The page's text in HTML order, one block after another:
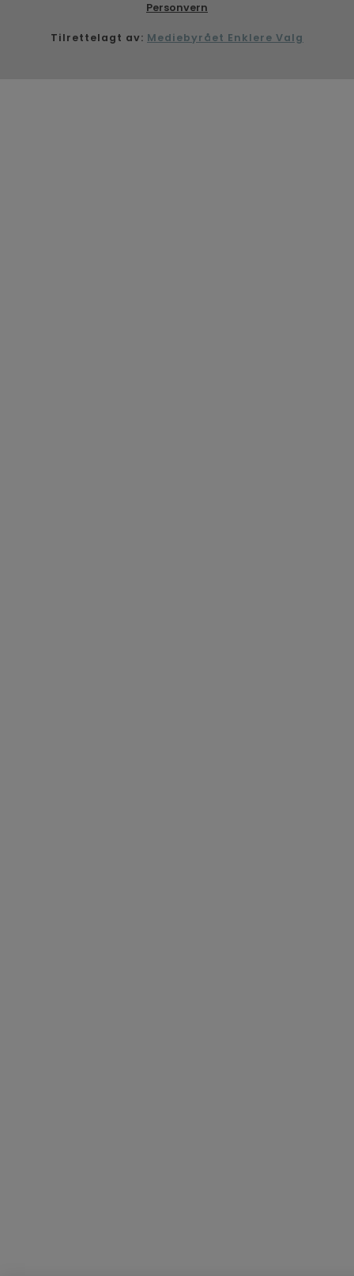
Personvern
Tilrettelagt av: Mediebyrået Enklere Valg